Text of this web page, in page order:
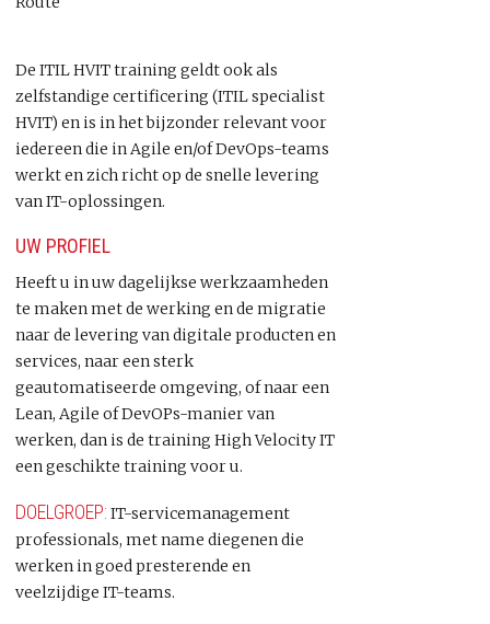
De ITIL HVIT training geldt ook als
zelfstandige certificering (ITIL specialist
HVIT) en is in het bijzonder relevant voor
iedereen die in Agile en/of DevOps-teams
werkt en zich richt op de snelle levering
van IT-oplossingen.
UW PROFIEL
Heeft u in uw dagelijkse werkzaamheden
te maken met de werking en de migratie
naar de levering van digitale producten en
services, naar een sterk
geautomatiseerde omgeving, of naar een
Lean, Agile of DevOPs-manier van
werken, dan is de training High Velocity IT
een geschikte training voor u.
DOELGROEP: IT-servicemanagement
professionals, met name diegenen die
werken in goed presterende en
veelzijdige IT-teams.